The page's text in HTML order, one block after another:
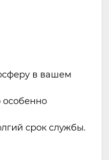
в вашем
особенно
срок службы.